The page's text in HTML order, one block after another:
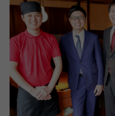
【キャリアアップできる】
今後はさらなる新規出店
海外出店も視野に入れて
その分新しいポストが生
ションがつまることはな
ップアップできます。